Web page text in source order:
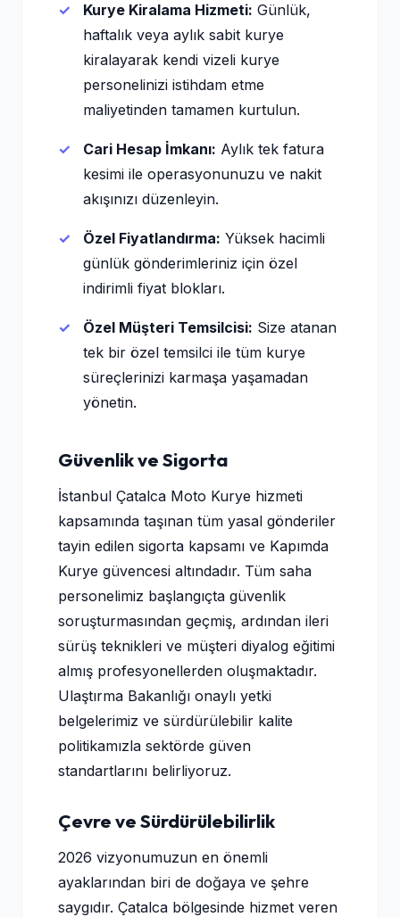
Kurye Kiralama Hizmeti: Günlük,
haftalık veya aylık sabit kurye
kiralayarak kendi vizeli kurye
personelinizi istihdam etme
maliyetinden tamamen kurtulun.
Cari Hesap İmkanı: Aylık tek fatura
kesimi ile operasyonunuzu ve nakit
akışınızı düzenleyin.
Özel Fiyatlandırma: Yüksek hacimli
günlük gönderimleriniz için özel
indirimli fiyat blokları.
Özel Müşteri Temsilcisi: Size atanan
tek bir özel temsilci ile tüm kurye
süreçlerinizi karmaşa yaşamadan
yönetin.
Güvenlik ve Sigorta
İstanbul Çatalca Moto Kurye hizmeti
kapsamında taşınan tüm yasal gönderiler
tayin edilen sigorta kapsamı ve Kapımda
Kurye güvencesi altındadır. Tüm saha
personelimiz başlangıçta güvenlik
soruşturmasından geçmiş, ardından ileri
sürüş teknikleri ve müşteri diyalog eğitimi
almış profesyonellerden oluşmaktadır.
Ulaştırma Bakanlığı onaylı yetki
belgelerimiz ve sürdürülebilir kalite
politikamızla sektörde güven
standartlarını belirliyoruz.
Çevre ve Sürdürülebilirlik
2026 vizyonumuzun en önemli
ayaklarından biri de doğaya ve şehre
saygıdır. Çatalca bölgesinde hizmet veren